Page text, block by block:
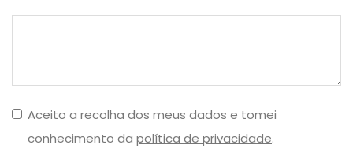
Aceito a recolha dos meus dados e tomei
conhecimento da política de privacidade.